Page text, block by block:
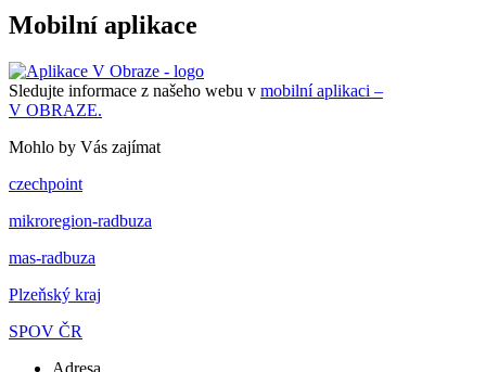
Mobilní aplikace
Sledujte informace z našeho webu v mobilní aplikaci –
V OBRAZE.
Mohlo by Vás zajímat
czechpoint
mikroregion-radbuza
mas-radbuza
Plzeňský kraj
SPOV ČR
Adresa